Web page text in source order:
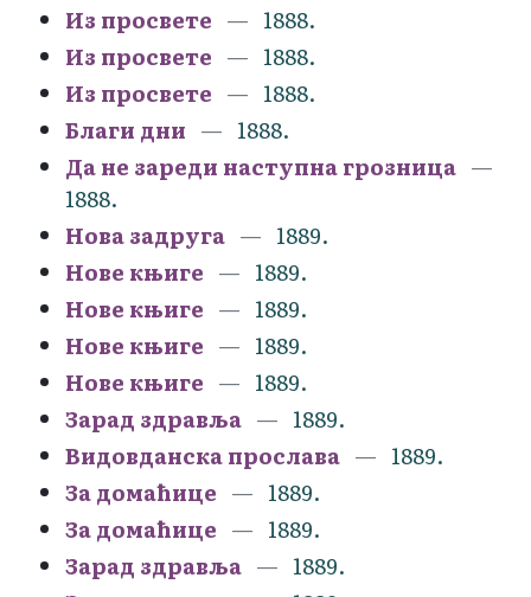
Из просвете
1888.
Из просвете
1888.
Из просвете
1888.
Благи дни
1888.
Да не зареди наступна грозница
1888.
Нова задруга
1889.
Нове књиге
1889.
Нове књиге
1889.
Нове књиге
1889.
Нове књиге
1889.
Зарад здравља
1889.
Видовданска прослава
1889.
За домаћице
1889.
За домаћице
1889.
Зарад здравља
1889.